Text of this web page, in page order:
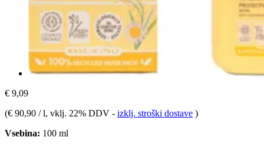
€ 9,09
(€ 90,90 / l, vklj. 22% DDV - izklj. stroški dostave )
Vsebina: 100 ml